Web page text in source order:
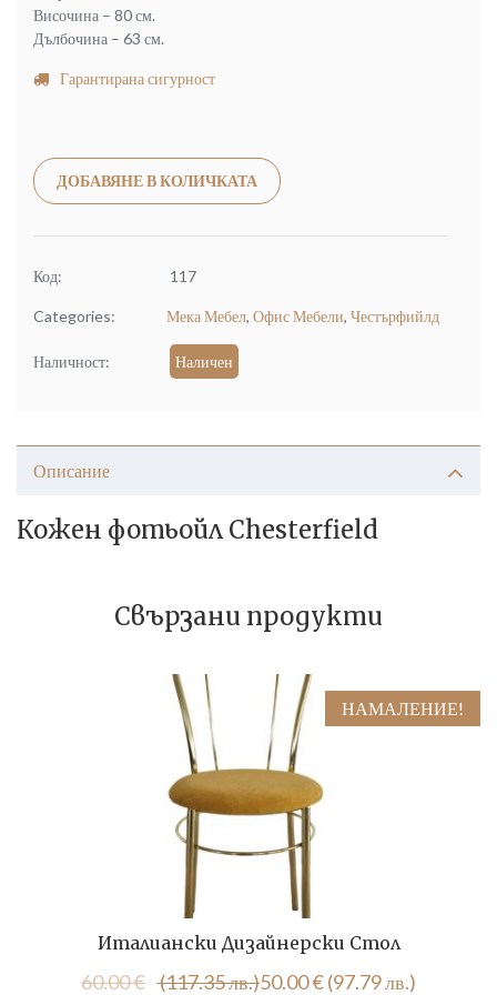
Височина – 80 см.
Дълбочина – 63 см.
Гарантирана сигурност
ДОБАВЯНЕ В КОЛИЧКАТА
Код: 117
Categories: Мека Мебел, Офис Мебели, Честърфийлд
Наличност: Наличен
Описание
Кожен фотьойл Chesterfield
Свързани продукти
НАМАЛЕНИЕ!
Италиански Дизайнерски Стол
60.00€ (117.35 лв.)Original
50.00€(97.79 лв.)
Текущата